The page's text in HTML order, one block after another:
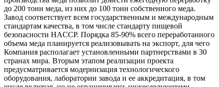
до 200 тонн меда, из них до 100 тонн собственного меда.
Завод соответствует всем государственным и международным
стандартам качества, в том числе стандарту пищевой
безопасности HACCP. Порядка 85-90% всего переработанного
объема меда планируется реализовывать на экспорт, для чего
Компания располагает установленными партнерствами в 30
странах мира. Вторым этапом реализации проекта
предусматривается модернизация технологического
оборудования, лаборатории завода и ее аккредитация, в том